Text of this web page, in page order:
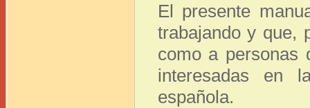
El presente
trabajando y que,
como a personas
interesadas en
española.